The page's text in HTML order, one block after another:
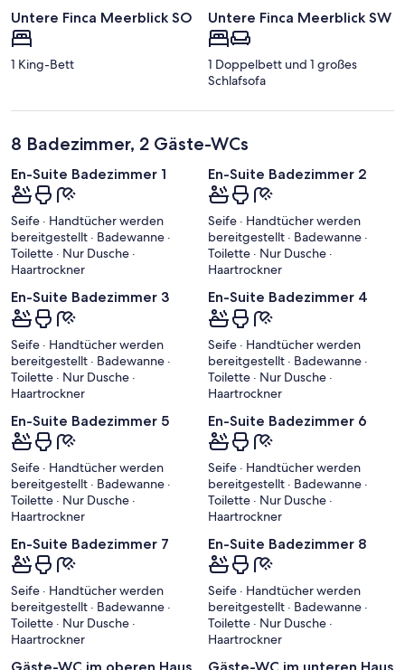
Untere Finca Meerblick SO
1 King-Bett
Untere Finca Meerblick SW
1 Doppelbett und 1 großes
Schlafsofa
8 Badezimmer, 2 Gäste-WCs
En-Suite Badezimmer 1
Seife · Handtücher werden
bereitgestellt · Badewanne ·
Toilette · Nur Dusche ·
Haartrockner
En-Suite Badezimmer 2
Seife · Handtücher werden
bereitgestellt · Badewanne ·
Toilette · Nur Dusche ·
Haartrockner
En-Suite Badezimmer 3
Seife · Handtücher werden
bereitgestellt · Badewanne ·
Toilette · Nur Dusche ·
Haartrockner
En-Suite Badezimmer 4
Seife · Handtücher werden
bereitgestellt · Badewanne ·
Toilette · Nur Dusche ·
Haartrockner
En-Suite Badezimmer 5
Seife · Handtücher werden
bereitgestellt · Badewanne ·
Toilette · Nur Dusche ·
Haartrockner
En-Suite Badezimmer 6
Seife · Handtücher werden
bereitgestellt · Badewanne ·
Toilette · Nur Dusche ·
Haartrockner
En-Suite Badezimmer 7
Seife · Handtücher werden
bereitgestellt · Badewanne ·
Toilette · Nur Dusche ·
Haartrockner
En-Suite Badezimmer 8
Seife · Handtücher werden
bereitgestellt · Badewanne ·
Toilette · Nur Dusche ·
Haartrockner